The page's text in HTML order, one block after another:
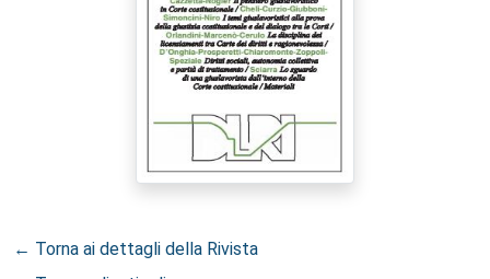
← Torna ai dettagli della Rivista